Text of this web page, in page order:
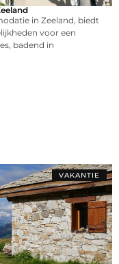
in Zeeland, biedt
voor een
badend in
VAKANTIE